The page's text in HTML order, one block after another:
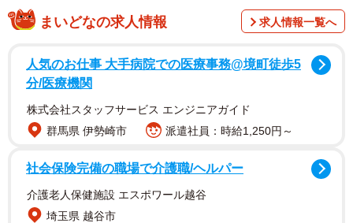
話題になっているのは写真集の表紙。シャツの胸元がはだ
けた大胆なカットで形のきれいな真ん丸バストが露わにな
まいどなの求人情報 求人情報一覧へ
人気のお仕事 大手病院での医療事務@境町徒歩5
分/医療機関
株式会社スタッフサービス エンジニアガイド
群馬県 伊勢崎市
派遣社員：時給1,250円～
社会保険完備の職場で介護職/ヘルパー
介護老人保健施設 エスポワール越谷
埼玉県 越谷市